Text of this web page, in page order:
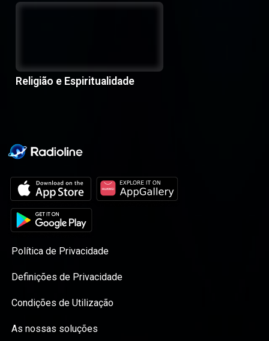
Religião e Espiritualidade
Política de Privacidade
Definições de Privacidade
Condições de Utilização
As nossas soluções